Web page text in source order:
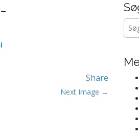
Share
Next Image →
Søg